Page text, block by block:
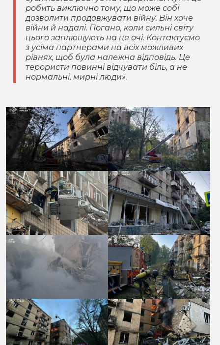
робить виключно тому, що може собі
дозволити продовжувати війну. Він хоче
війни й надалі. Погано, коли сильні світу
цього заплющують на це очі. Контактуємо
з усіма партнерами на всіх можливих
рівнях, щоб була належна відповідь. Це
терористи повинні відчувати біль, а не
нормальні, мирні люди».